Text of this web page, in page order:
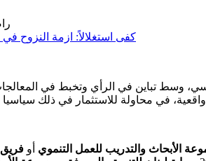
كفى استغلالاً: ازمة النزوح في
وسط تباين في الرأي وتخبط في
في محاولة للاستثمار في ذلك سياسيا
الأبحاث والتدريب للعمل التنموي أو فريق